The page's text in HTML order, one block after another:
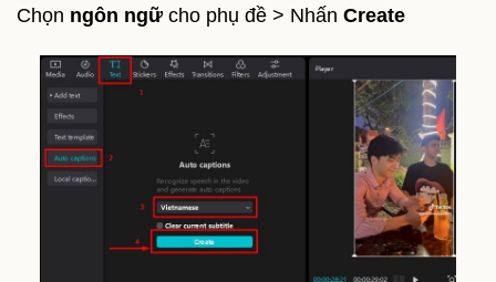
Chọn ngôn ngữ cho phụ đề > Nhấn Create